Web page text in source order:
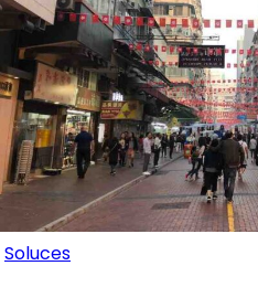
Soluces